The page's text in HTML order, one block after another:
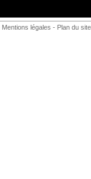
Mentions légales - Plan du site